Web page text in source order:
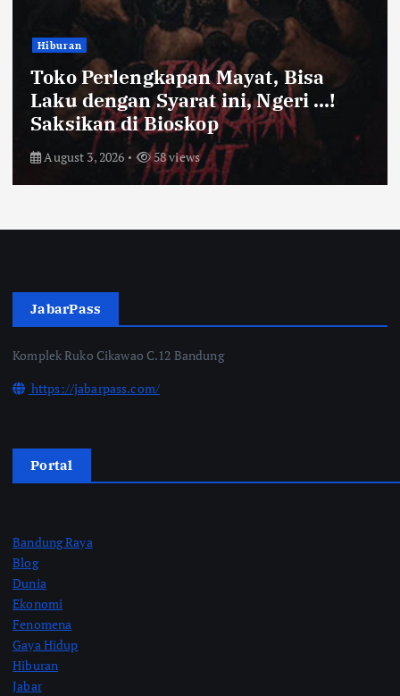
Bandung Raya
Farhan Pastikan Pasokan Pangan
Kota Bandung Aman Meski Harga
Ayam dan Timun Naik
July 31, 2026 64 views
JabarPass
Komplek Ruko Cikawao C.12 Bandung
https://jabarpass.com/
Portal
Bandung Raya
Blog
Dunia
Ekonomi
Fenomena
Gaya Hidup
Hiburan
Jabar